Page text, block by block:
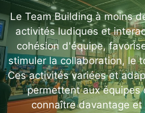
Le Team Building à moins
activités ludiques et
cohésion d'équipe,
stimuler la collaboration, le
Ces activités variées et
permettent aux équipes
connaître davantage